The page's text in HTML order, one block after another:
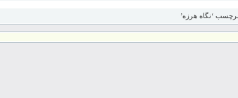
‘نگاه هرزه’